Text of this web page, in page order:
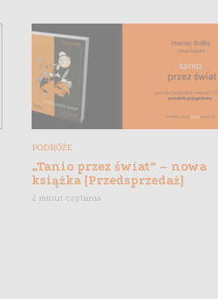
PODRÓŻE
„Tanio przez świat” – nowa
książka [Przedsprzedaż]
2 minut czytania